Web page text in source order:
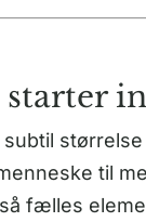
til
fælles